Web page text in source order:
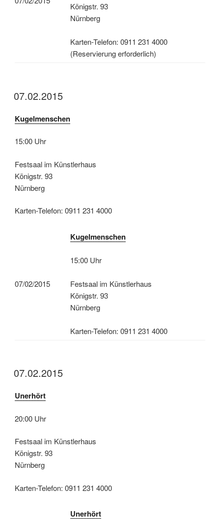
Königstr. 93
Nürnberg
Karten-Telefon: 0911 231 4000
(Reservierung erforderlich)
07.02.2015
Kugelmenschen
15:00 Uhr
Festsaal im Künstlerhaus
Königstr. 93
Nürnberg
Karten-Telefon: 0911 231 4000
07/02/2015
Kugelmenschen
15:00 Uhr
Festsaal im Künstlerhaus
Königstr. 93
Nürnberg
Karten-Telefon: 0911 231 4000
07.02.2015
Unerhört
20:00 Uhr
Festsaal im Künstlerhaus
Königstr. 93
Nürnberg
Karten-Telefon: 0911 231 4000
Unerhört